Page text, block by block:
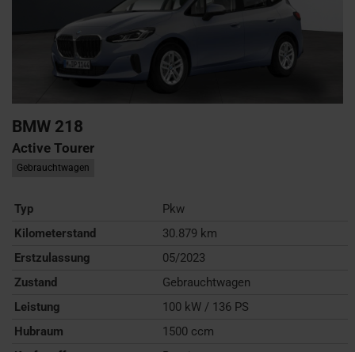
BMW 218
Active Tourer
Gebrauchtwagen
Typ
Pkw
Kilometerstand
30.879 km
Erstzulassung
05/2023
Zustand
Gebrauchtwagen
Leistung
100 kW / 136 PS
Hubraum
1500 ccm